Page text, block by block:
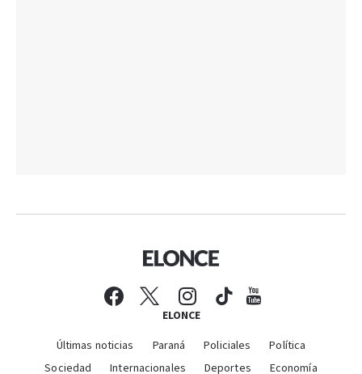
ELONCE
Últimas noticias Paraná Policiales
Política
Sociedad
Internacionales Deportes Economía